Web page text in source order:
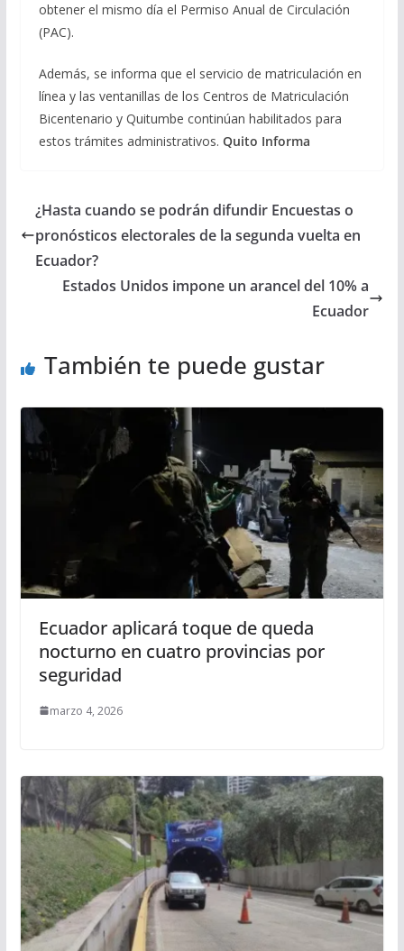
obtener el mismo día el Permiso Anual de Circulación
(PAC).
Además, se informa que el servicio de matriculación en
línea y las ventanillas de los Centros de Matriculación
Bicentenario y Quitumbe continúan habilitados para
estos trámites administrativos. Quito Informa
¿Hasta cuando se podrán difundir Encuestas o
pronósticos electorales de la segunda vuelta en
Ecuador?
Estados Unidos impone un arancel del 10% a
Ecuador
También te puede gustar
Ecuador aplicará toque de queda
nocturno en cuatro provincias por
seguridad
marzo 4, 2026